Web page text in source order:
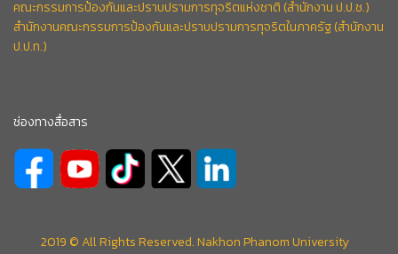
คณะกรรมการป้องกันและปราบปรามการทุจริตแห่งชาติ (สำนักงาน ป.ป.ช.)
สำนักงานคณะกรรมการป้องกันและปราบปรามการทุจริตในภาครัฐ (สำนักงาน
ป.ป.ท.)
ช่องทางสื่อสาร
2019 © All Rights Reserved. Nakhon Phanom University